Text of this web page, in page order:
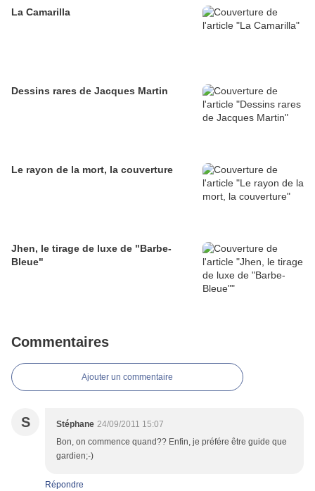
La Camarilla
Dessins rares de Jacques Martin
Le rayon de la mort, la couverture
Jhen, le tirage de luxe de "Barbe-
Bleue"
Commentaires
Ajouter un commentaire
S Stéphane 24/09/2011 15:07
Bon, on commence quand?? Enfin, je préfére être guide que
gardien;-)
Répondre